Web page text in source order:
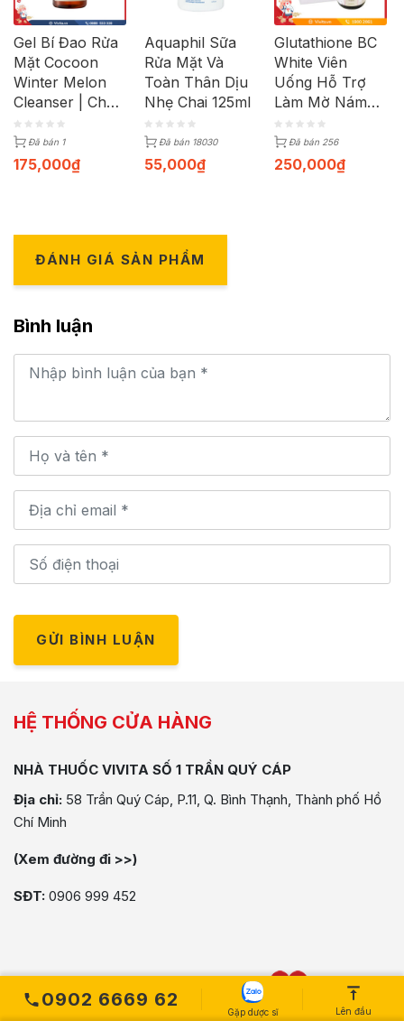
Gel Bí Đao Rửa
Mặt Cocoon
Winter Melon
Cleanser | Chai
140ml
Đã bán 1
175,000₫
Aquaphil Sữa
Rửa Mặt Và
Toàn Thân Dịu
Nhẹ Chai 125ml
Đã bán 18030
55,000₫
Glutathione BC
White Viên
Uống Hỗ Trợ
Làm Mờ Nám
Sạm (Hộp 30
viên)Đã bán 256
250,000₫
ĐÁNH GIÁ SẢN PHẨM
Bình luận
GỬI BÌNH LUẬN
0902 6669 62
Gặp dược sĩ Lên đầu
HỆ THỐNG CỬA HÀNG
NHÀ THUỐC VIVITA SỐ 1 TRẦN QUÝ CÁP
Địa chỉ: 58 Trần Quý Cáp, P.11, Q. Bình Thạnh, Thành phố Hồ
Chí Minh
(Xem đường đi >>)
SĐT: 0906 999 452